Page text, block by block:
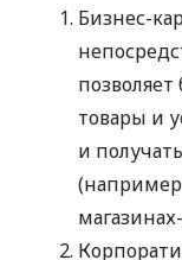
Бизнес-
позволяет
товары и
и